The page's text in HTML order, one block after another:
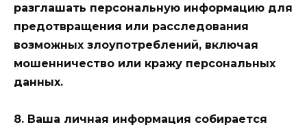
разглашать персональную информацию для
предотвращения или расследования
возможных злоупотреблений, включая
мошенничество или кражу персональных
данных.
8. Ваша личная информация собирается